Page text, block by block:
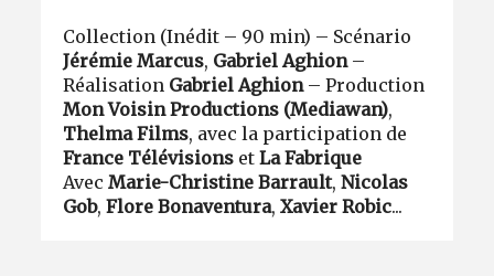
Collection (Inédit – 90 min) – Scénario
Jérémie Marcus, Gabriel Aghion–
Réalisation Gabriel Aghion– Production
Mon Voisin Productions (Mediawan),
Thelma Films, avec la participation de
France Télévisions etLa Fabrique
AvecMarie-Christine Barrault,Nicolas
Gob,Flore Bonaventura,Xavier Robic...